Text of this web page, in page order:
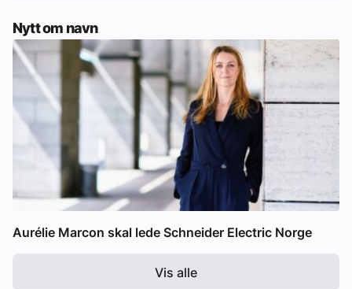
Nytt om navn
Aurélie Marcon skal lede Schneider Electric Norge
Vis alle